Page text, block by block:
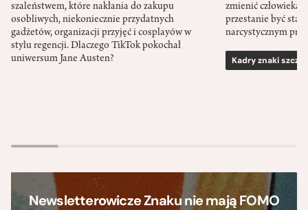
szaleństwem, które nakłania do zakupu
osobliwych, niekoniecznie przydatnych
gadżetów, organizacji przyjęć i cosplayów w
stylu regencji. Dlaczego TikTok pokochał
uniwersum Jane Austen?
zmienić człowieka
przestanie być
narcystycznym
Kadry znaki
Newsletterowicze Znaku nie mają FOMO